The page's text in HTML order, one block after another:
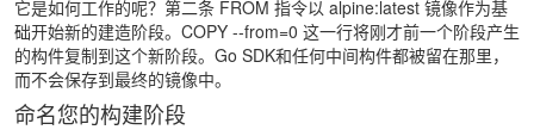
它是如何工作的呢？第二条 FROM 指令以 alpine:latest 镜像作为基
础开始新的建造阶段。COPY --from=0 这一行将刚才前一个阶段产生
的构件复制到这个新阶段。Go SDK和任何中间构件都被留在那里，
而不会保存到最终的镜像中。
命名您的构建阶段